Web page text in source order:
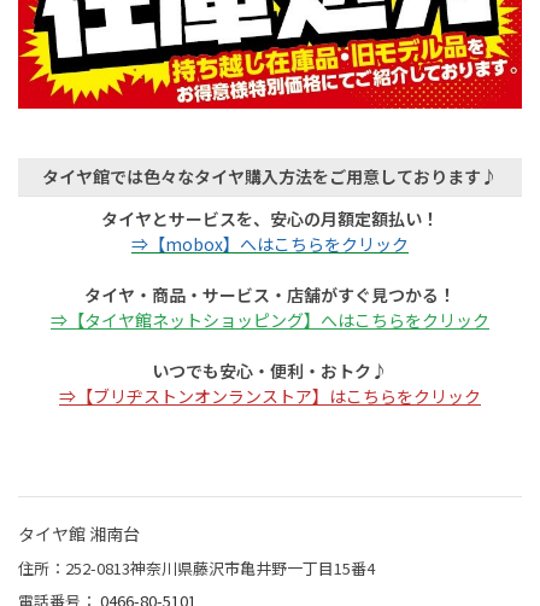
タイヤ館では色々なタイヤ購入方法をご用意しております♪
タイヤとサービスを、安心の月額定額払い！
⇒【mobox】へはこちらをクリック
タイヤ・商品・サービス・店舗がすぐ見つかる！
⇒【タイヤ館ネットショッピング】へはこちらをクリック
いつでも安心・便利・おトク♪
⇒【ブリヂストンオンランストア】はこちらをクリック
タイヤ館 湘南台
住所：252-0813神奈川県藤沢市亀井野一丁目15番4
電話番号： 0466-80-5101